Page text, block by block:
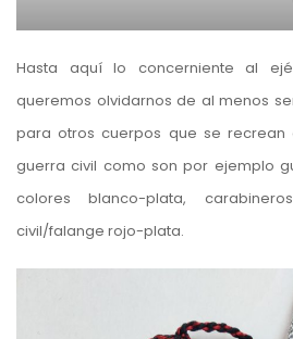
Hasta aquí lo concerniente al
queremos olvidarnos de al menos
para otros cuerpos que se recrean
guerra civil como son por ejemplo
colores blanco-plata,
civil/falange rojo-plata.